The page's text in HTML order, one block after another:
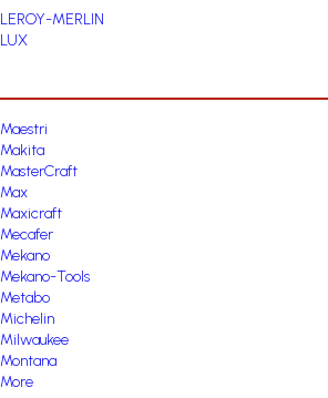
LEROY-MERLIN
LUX
Maestri
Makita
MasterCraft
Max
Maxicraft
Mecafer
Mekano
Mekano-Tools
Metabo
Michelin
Milwaukee
Montana
More